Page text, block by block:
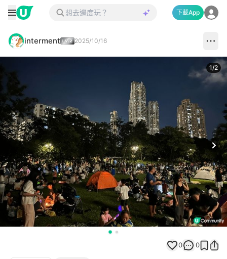
下載App
interment 2025/10/16
1/2
0 0